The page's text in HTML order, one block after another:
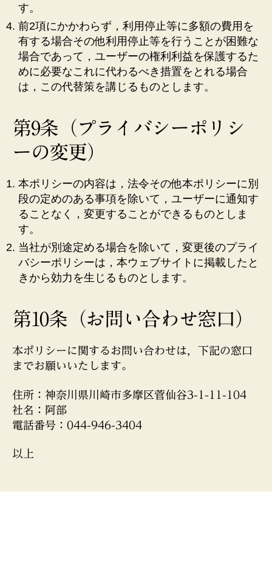
す。
前2項にかかわらず，利用停止等に多額の費用を
有する場合その他利用停止等を行うことが困難な
場合であって，ユーザーの権利利益を保護するた
めに必要なこれに代わるべき措置をとれる場合
は，この代替策を講じるものとします。
第9条（プライバシーポリシ
ーの変更）
本ポリシーの内容は，法令その他本ポリシーに別
段の定めのある事項を除いて，ユーザーに通知す
ることなく，変更することができるものとしま
す。
当社が別途定める場合を除いて，変更後のプライ
バシーポリシーは，本ウェブサイトに掲載したと
きから効力を生じるものとします。
第10条（お問い合わせ窓口）
本ポリシーに関するお問い合わせは，下記の窓口
までお願いいたします。
住所：神奈川県川崎市多摩区菅仙谷3-1-11-104
社名：阿部
電話番号：044-946-3404
以上